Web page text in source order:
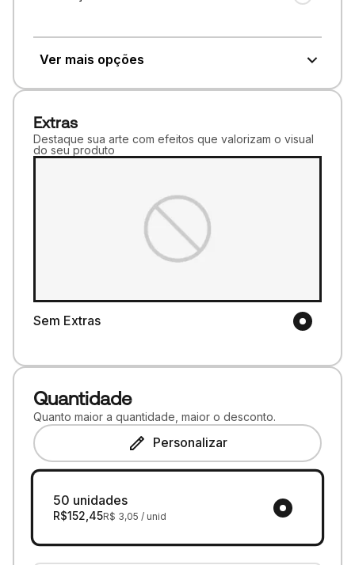
Ver mais opções
Extras
Destaque sua arte com efeitos que valorizam o visual
do seu produto
Sem Extras
Quantidade
Quanto maior a quantidade, maior o desconto.
Personalizar
50 unidades
R$152,45R$ 3,05 / unid